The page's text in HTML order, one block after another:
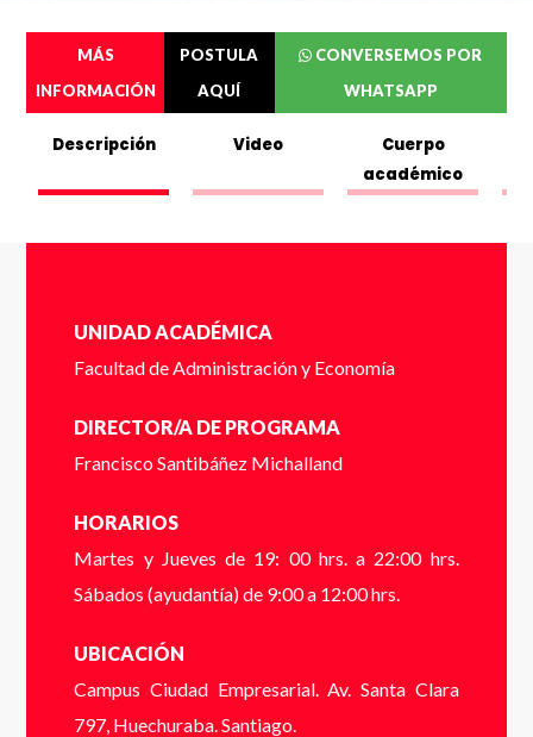
MÁS
INFORMACIÓN
POSTULA
AQUÍ
CONVERSEMOS POR
WHATSAPP
Descripción Video
Cuerpo
académico
UNIDAD ACADÉMICA
Facultad de Administración y Economía
DIRECTOR/A DE PROGRAMA
Francisco Santibáñez Michalland
HORARIOS
Martes y Jueves de 19: 00 hrs. a 22:00 hrs.
Sábados (ayudantía) de 9:00 a 12:00 hrs.
UBICACIÓN
Campus Ciudad Empresarial. Av. Santa Clara
797, Huechuraba. Santiago.
Completa el siguente formulario y puedes
ver o descargar el folleto.
Nombres*
Teléfono*
Completa el siguente formulario y nos pondremos en
contacto contigo a la brevedad.
Cédula de identidad sin puntos ni guión (Ej:
18410112) *
Dígito verificador (Ej: 2) *
Nombre *